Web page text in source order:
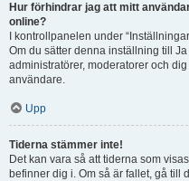
Hur förhindrar jag att mitt
online?
I kontrollpanelen under
Om du sätter denna inställning till
administratörer, moderatorer och
användare.
Upp
Tiderna stämmer inte!
Det kan vara så att tiderna som
befinner dig i. Om så är fallet, gå till